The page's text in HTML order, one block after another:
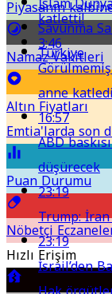
Piyasanın
Namaz Vakitleri
Altın Fiyatları
Emtia'larda son
Puan Durumu
Nöbetçi
Hızlı Erişim
Savunma
Türkiye
katletti!
3:46
anne
16:57
ABD
düşürecek
23:19
Trump:
23:19
İsrail’den